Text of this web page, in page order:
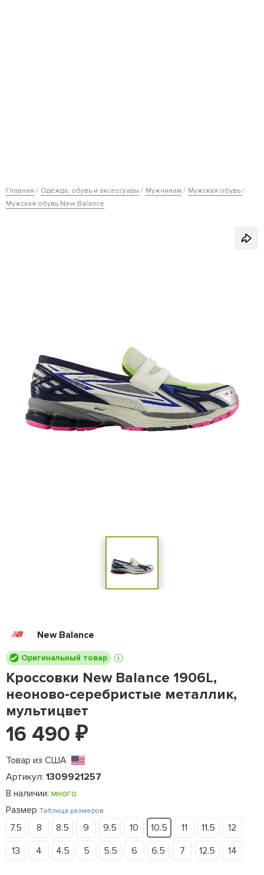
Главная Одежда, обувь и аксессуары Мужчинам
Мужская обувь
Мужская обувь New Balance
New Balance
Оригинальный товар
Кроссовки New Balance 1906L,
неоново‑серебристые металлик,
мультицвет
16 490 ₽
Товар из США
Артикул: 1309921257
В наличии: много
Размер Таблица размеров
7.5 8 8.5 9 9.5 10 10.5 11 11.5
12
13
4 4.5 5 5.5 6 6.5 7 12.5 14